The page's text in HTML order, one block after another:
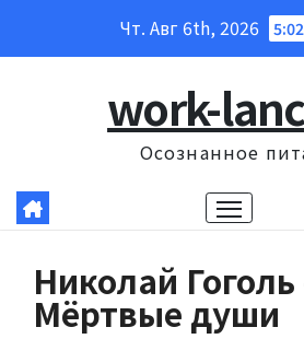
Чт. Авг 6th, 2026
work-
Осознанное
Николай
Мёртвые души